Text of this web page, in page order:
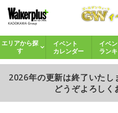
エリアから探
す
イベント
カレンダー
イベ
ラン
2026年の更新は終了いた
どうぞよろしく